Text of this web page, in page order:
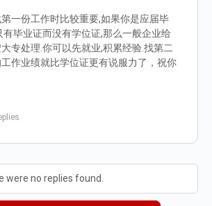
一份工作时比较重要,如果你是应届毕
有毕业证而没有学位证,那么一般企业给
专处理.你可以先就业,积累经验.找第二
作业绩就比学位证更有说服力了，祝你
were no replies found.